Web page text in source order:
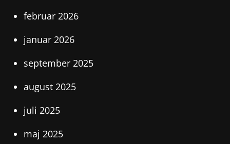
februar 2026
januar 2026
september 2025
august 2025
juli 2025
maj 2025